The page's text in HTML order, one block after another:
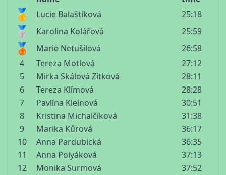
🥇 Lucie Balaštíková 25:18
🥈 Karolina Kolářová 25:59
🥉 Marie Netušilová
26:58
4
Tereza Motlová
27:12
5
Mirka Skálová Zítková
28:11
6
Tereza Klímová
28:28
7
Pavlína Kleinová
30:51
8
Kristina Michalčíková
31:38
9
Marika Kůrová
36:17
10
Anna Pardubická
36:35
11
Anna Polyáková
37:13
12
Monika Surmová
37:52